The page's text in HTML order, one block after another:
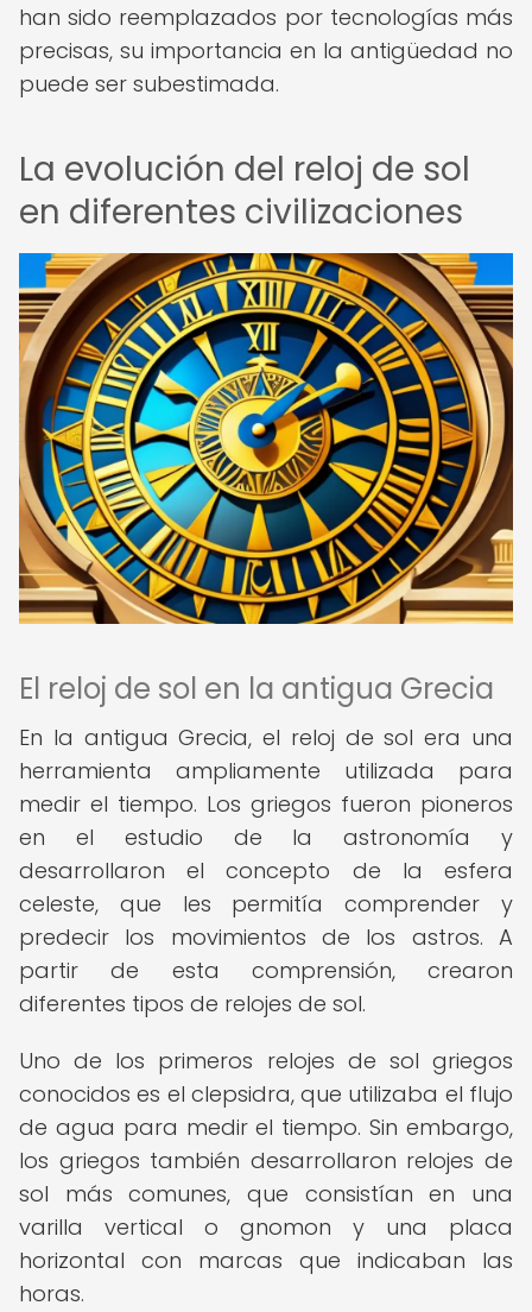
han sido reemplazados por tecnologías más
precisas, su importancia en la antigüedad no
puede ser subestimada.
La evolución del reloj de sol
en diferentes civilizaciones
El reloj de sol en la antigua Grecia
En la antigua Grecia, el reloj de sol era una
herramienta ampliamente utilizada para
medir el tiempo. Los griegos fueron pioneros
en el estudio de la astronomía y
desarrollaron el concepto de la esfera
celeste, que les permitía comprender y
predecir los movimientos de los astros. A
partir de esta comprensión, crearon
diferentes tipos de relojes de sol.
Uno de los primeros relojes de sol griegos
conocidos es el clepsidra, que utilizaba el flujo
de agua para medir el tiempo. Sin embargo,
los griegos también desarrollaron relojes de
sol más comunes, que consistían en una
varilla vertical o gnomon y una placa
horizontal con marcas que indicaban las
horas.